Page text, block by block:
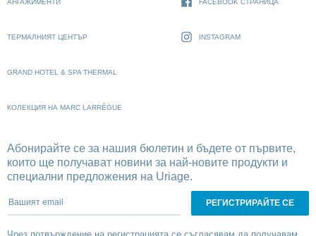
АНГАЖИМЕНТИ
ТЕРМАЛНИЯТ ЦЕНТЪР
GRAND HOTEL & SPA THERMAL
КОЛЕКЦИЯ НА MARC LARRÈGUE
FACEBOOK СТРАНИЦА
INSTAGRAM
Абонирайте се за нашия бюлетин и бъдете от първите,
които ще получават новини за най-новите продукти и
специални предложения на Uriage.
Вашият email